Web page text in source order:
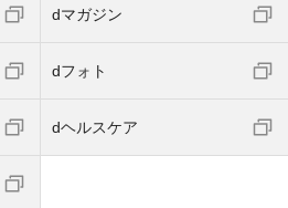
dマガジン
dフォト
dヘルスケア